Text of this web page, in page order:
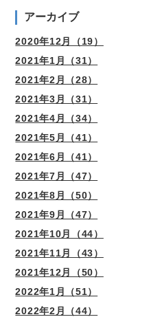
アーカイブ
2020年12月（19）
2021年1月（31）
2021年2月（28）
2021年3月（31）
2021年4月（34）
2021年5月（41）
2021年6月（41）
2021年7月（47）
2021年8月（50）
2021年9月（47）
2021年10月（44）
2021年11月（43）
2021年12月（50）
2022年1月（51）
2022年2月（44）